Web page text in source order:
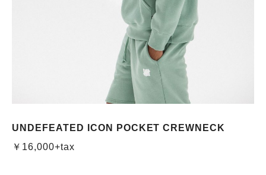
UNDEFEATED ICON POCKET CREWNECK
￥16,000+tax